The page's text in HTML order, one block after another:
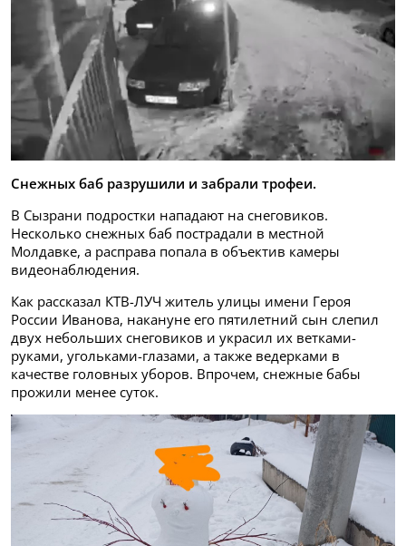
Снежных баб разрушили и забрали трофеи.
В Сызрани подростки нападают на снеговиков.
Несколько снежных баб пострадали в местной
Молдавке, а расправа попала в объектив камеры
видеонаблюдения.
Как рассказал КТВ-ЛУЧ житель улицы имени Героя
России Иванова, накануне его пятилетний сын слепил
двух небольших снеговиков и украсил их ветками-
руками, угольками-глазами, а также ведерками в
качестве головных уборов. Впрочем, снежные бабы
прожили менее суток.